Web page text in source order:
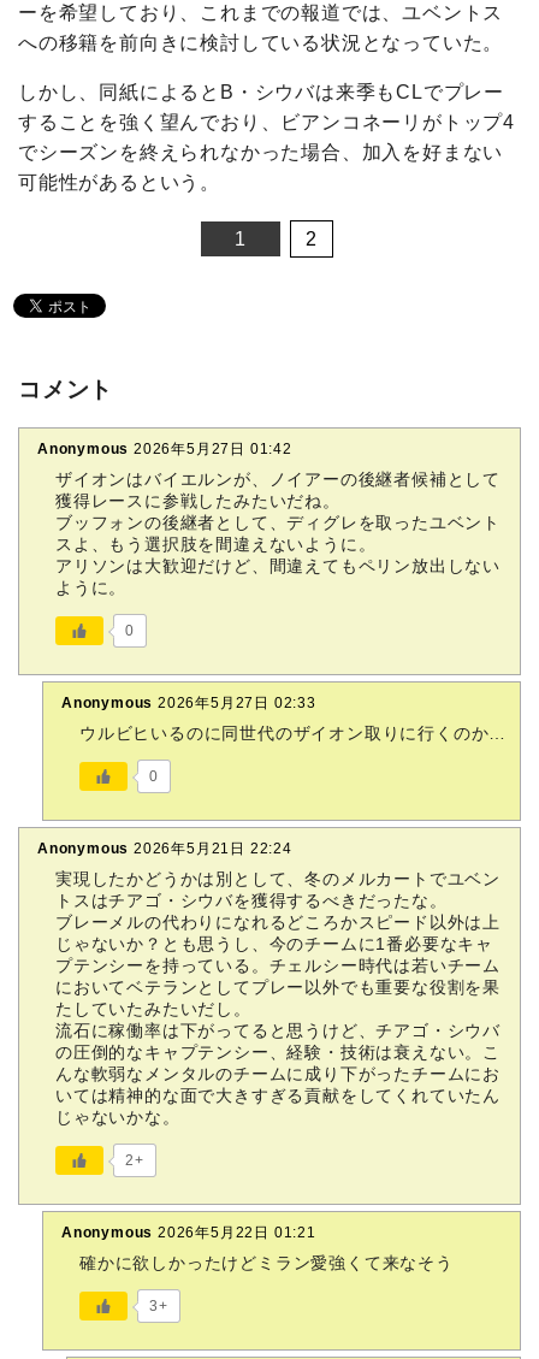
ーを希望しており、これまでの報道では、ユベントス
への移籍を前向きに検討している状況となっていた。
しかし、同紙によるとB・シウバは来季もCLでプレー
することを強く望んでおり、ビアンコネーリがトップ4
でシーズンを終えられなかった場合、加入を好まない
可能性があるという。
1 2
コメント
Anonymous 2026年5月27日 01:42
ザイオンはバイエルンが、ノイアーの後継者候補として
獲得レースに参戦したみたいだね。
ブッフォンの後継者として、ディグレを取ったユベント
スよ、もう選択肢を間違えないように。
アリソンは大歓迎だけど、間違えてもペリン放出しない
ように。
0
Anonymous 2026年5月27日 02:33
ウルビヒいるのに同世代のザイオン取りに行くのか…
0
Anonymous 2026年5月21日 22:24
実現したかどうかは別として、冬のメルカートでユベン
トスはチアゴ・シウバを獲得するべきだったな。
ブレーメルの代わりになれるどころかスピード以外は上
じゃないか？とも思うし、今のチームに1番必要なキャ
プテンシーを持っている。チェルシー時代は若いチーム
においてベテランとしてプレー以外でも重要な役割を果
たしていたみたいだし。
流石に稼働率は下がってると思うけど、チアゴ・シウバ
の圧倒的なキャプテンシー、経験・技術は衰えない。こ
んな軟弱なメンタルのチームに成り下がったチームにお
いては精神的な面で大きすぎる貢献をしてくれていたん
じゃないかな。
2+
Anonymous 2026年5月22日 01:21
確かに欲しかったけどミラン愛強くて来なそう
3+